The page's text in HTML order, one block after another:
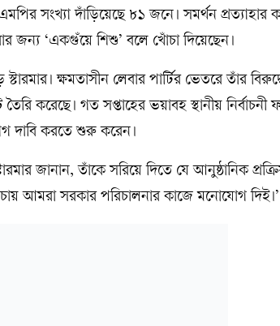
এমপির সংখ্যা দাঁড়িয়েছে ৮১ জনে। সমর্থন
জন্য ‘একগুঁয়ে শিশু’ বলে খোঁচা দিয়েছেন।
ক্ষমতাসীন লেবার পার্টির ভেতরে তাঁর
করেছে। গত সপ্তাহের ভয়াবহ স্থানীয়
দাবি করতে শুরু করেন।
জানান, তাঁকে সরিয়ে দিতে যে আনুষ্ঠানিক
আমরা সরকার পরিচালনার কাজে মনোযোগ দিই।’